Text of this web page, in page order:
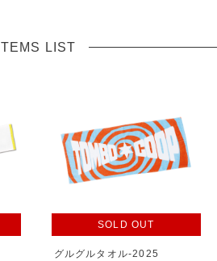
ITEMS LIST
SOLD OUT
グルグルタオル-2025